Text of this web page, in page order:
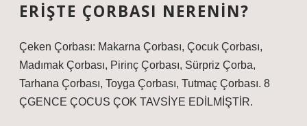
ERIŞTE ÇORBASI NERENIN?
Çeken Çorbası: Makarna Çorbası, Çocuk Çorbası,
Madımak Çorbası, Pirinç Çorbası, Sürpriz Çorba,
Tarhana Çorbası, Toyga Çorbası, Tutmaç Çorbası. 8
ÇGENCE ÇOCUS ÇOK TAVSİYE EDİLMİŞTİR.